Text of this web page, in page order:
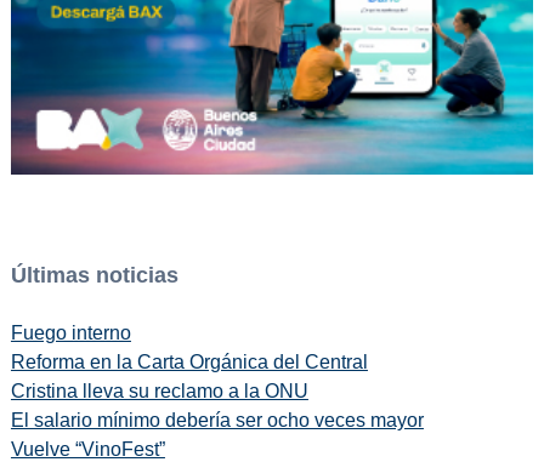
Últimas noticias
Fuego interno
Reforma en la Carta Orgánica del Central
Cristina lleva su reclamo a la ONU
El salario mínimo debería ser ocho veces mayor
Vuelve “VinoFest”